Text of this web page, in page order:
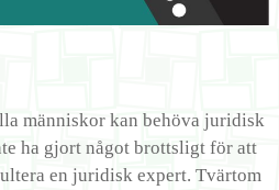
människor kan behöva juridisk
ha gjort något brottsligt för att
en juridisk expert. Tvärtom